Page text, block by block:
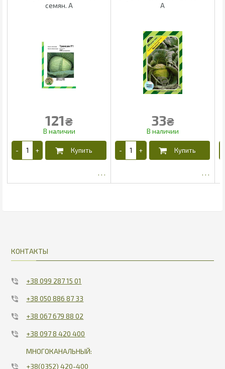
семян. А
121₴
А
33₴
КОНТАКТЫ
+38 099 287 15 01
+38 050 886 87 33
+38 067 679 88 02
+38 097 8 420 400
МНОГОКАНАЛЬНЫЙ:
+38(0352) 420-400